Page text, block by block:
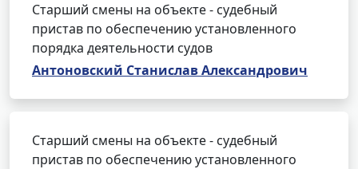
Старший смены на объекте - судебный
пристав по обеспечению установленного
порядка деятельности судов
Антоновский Станислав Александрович
Старший смены на объекте - судебный
пристав по обеспечению установленного